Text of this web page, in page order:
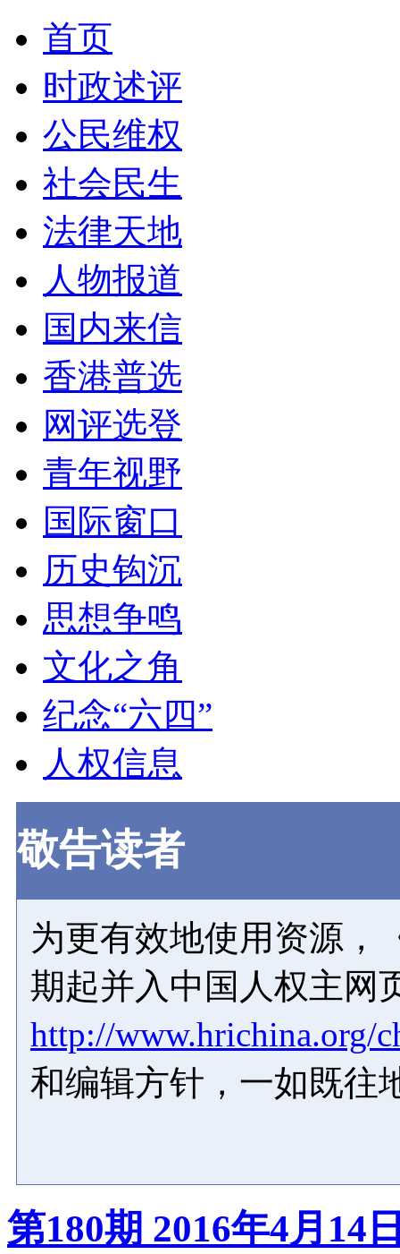
首页
时政述评
公民维权
社会民生
法律天地
人物报道
国内来信
香港普选
网评选登
青年视野
国际窗口
历史钩沉
思想争鸣
文化之角
纪念“六四”
人权信息
敬告读者
为更有效地使用资源，
期起并入中国人权主网
http://www.hrichina.org/
和编辑方针，一如既往
第180期 2016年4月14